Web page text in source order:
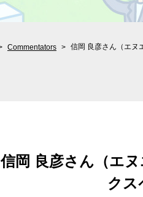
Commentators 信岡 良彦さん（エヌ
信岡 良彦さん（エ
クス